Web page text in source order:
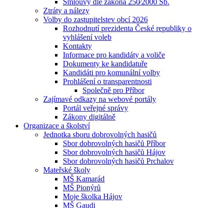
Smlouvy dle zákona 250⁄2000 Sb.
Ztráty a nálezy
Volby do zastupitelstev obcí 2026
Rozhodnutí prezidenta České republiky o
vyhlášení voleb
Kontakty
Informace pro kandidáty a voliče
Dokumenty ke kandidatuře
Kandidáti pro komunální volby
Prohlášení o transparentnosti
Společně pro Příbor
Zajímavé odkazy na webové portály
Portál veřejné správy
Zákony digitálně
Organizace a školství
Jednotka sboru dobrovolných hasičů
Sbor dobrovolných hasičů Příbor
Sbor dobrovolných hasičů Hájov
Sbor dobrovolných hasičů Prchalov
Mateřské školy
MŠ Kamarád
MŠ Pionýrů
Moje školka Hájov
MŠ Gaudi